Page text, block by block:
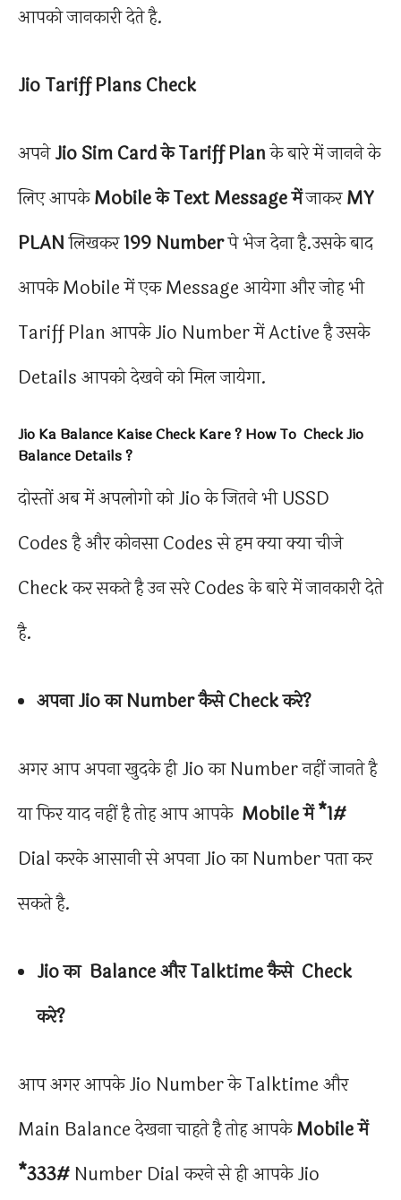
आपको जानकारी देते है.
Jio Tariff Plans Check
अपनेJio Sim Card के Tariff Planके बारे में जानने के
लिए आपकेMobile के Text Message मेंजाकरMY
PLANलिखकर199 Numberपे भेज देना है.उसके बाद
आपके Mobile में एक Message आयेगा और जोह भी
Tariff Plan आपके Jio Number में Active है उसके
Details आपको देखने को मिल जायेगा.
Jio Ka Balance Kaise Check Kare ? How To Check Jio
Balance Details ?
दोस्तों अब में अपलोगो को Jio के जितने भी USSD
Codes है और कोनसा Codes से हम क्या क्या चीजे
Check कर सकते है उन सरे Codes के बारे में जानकारी देते
है.
अपना Jio का Number कैसे Check करे?
अगर आप अपना खुदके ही Jio का Number नहीं जानते है
या फिर याद नहीं है तोह आप आपके Mobile में *1#
Dial करके आसानी से अपना Jio का Number पता कर
सकते है.
Jio का Balance और Talktime कैसे Check
करे?
आप अगर आपके Jio Number के Talktime और
Main Balance देखना चाहते है तोह आपकेMobile में
*333#Number Dial करने से ही आपके Jio